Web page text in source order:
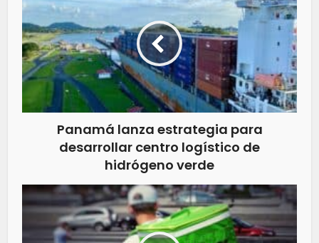
Panamá lanza estrategia para
desarrollar centro logístico de
hidrógeno verde